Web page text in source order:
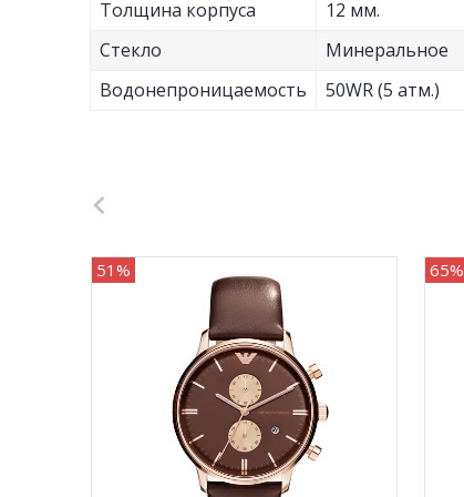
Толщина корпуса
12 мм.
Стекло
Минеральное
Водонепроницаемость
50WR (5 атм.)
51% 65%